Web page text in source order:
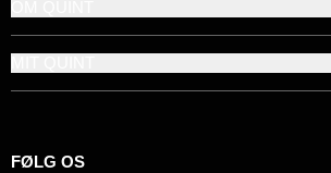
FØLG OS